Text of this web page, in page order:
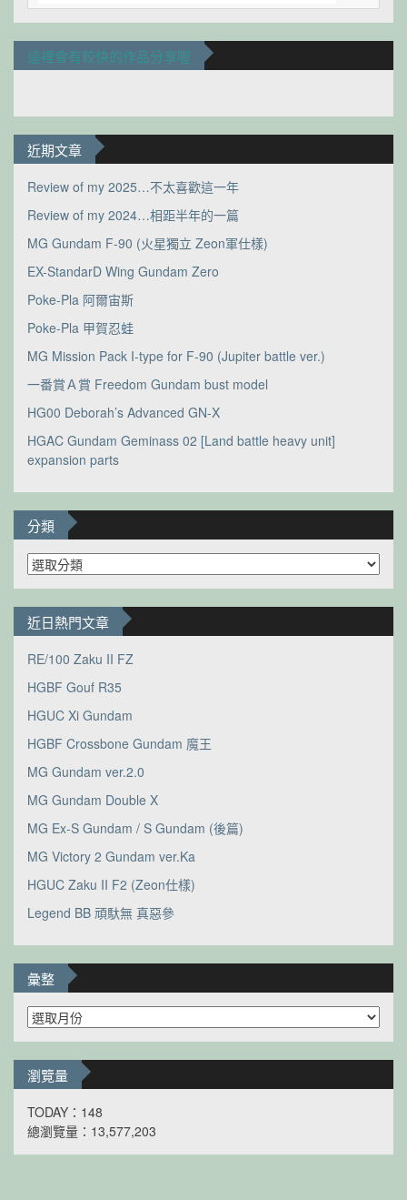
這裡會有較快的作品分享喔
近期文章
Review of my 2025…不太喜歡這一年
Review of my 2024…相距半年的一篇
MG Gundam F-90 (火星獨立 Zeon軍仕樣)
EX-StandarD Wing Gundam Zero
Poke-Pla 阿爾宙斯
Poke-Pla 甲賀忍蛙
MG Mission Pack I-type for F-90 (Jupiter battle ver.)
一番賞Ａ賞 Freedom Gundam bust model
HG00 Deborah’s Advanced GN-X
HGAC Gundam Geminass 02 [Land battle heavy unit]
expansion parts
分類
分
類
近日熱門文章
RE/100 Zaku II FZ
HGBF Gouf R35
HGUC Xi Gundam
HGBF Crossbone Gundam 魔王
MG Gundam ver.2.0
MG Gundam Double X
MG Ex-S Gundam / S Gundam (後篇)
MG Victory 2 Gundam ver.Ka
HGUC Zaku II F2 (Zeon仕樣)
Legend BB 頑馱無 真惡參
彙整
彙
整
瀏覽量
TODAY：148
總瀏覽量：13,577,203